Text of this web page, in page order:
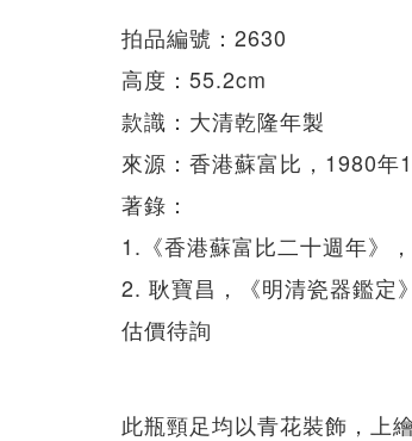
拍品編號：2630
高度：55.2cm
款識：大清乾隆年製
來源：香港蘇富比，1980年
著錄：
1.《香港蘇富比二十週年》
2. 耿寶昌，《明清瓷器鑑定
估價待詢
此瓶頸足均以青花裝飾，上